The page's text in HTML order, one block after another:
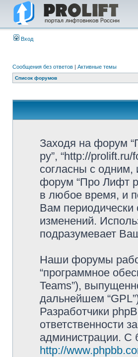
Вход
Сообщения без ответов | Активные темы
Список форумов
Заходя на форум
ру”, “http://
согласны с одним,
форум “Про Лифт
в любое время, и
Вам периодически
изменений.
подразумевает
Наши форумы
“программное
Teams”),
дальнейшем
Разработчики
ответственности
администрации. С
http://